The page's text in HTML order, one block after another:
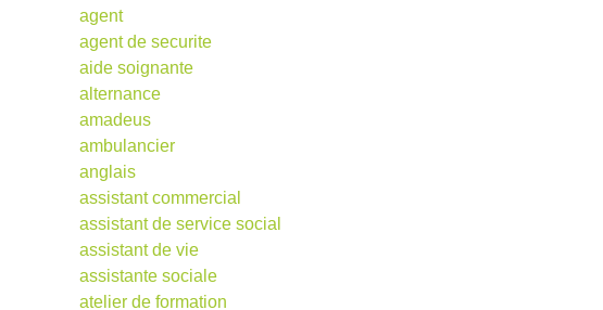
agent
agent de securite
aide soignante
alternance
amadeus
ambulancier
anglais
assistant commercial
assistant de service social
assistant de vie
assistante sociale
atelier de formation